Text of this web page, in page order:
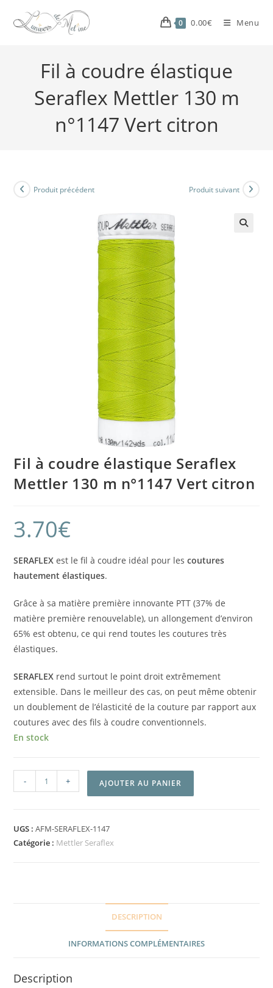
0 0.00€ Menu
Fil à coudre élastique
Seraflex Mettler 130 m
n°1147 Vert citron
Produit précédent Produit suivant
Fil à coudre élastique Seraflex
Mettler 130 m n°1147 Vert citron
3.70€
SERAFLEX est le fil à coudre idéal pour lescoutures
hautement élastiques.
Grâce à sa matière première innovante PTT (37% de
matière première renouvelable), un allongement d’environ
65% est obtenu, ce qui rend toutes les coutures très
élastiques.
SERAFLEX rend surtout le point droit extrêmement
extensible. Dans le meilleur des cas, on peut même obtenir
un doublement de l’élasticité de la couture par rapport aux
coutures avec des fils à coudre conventionnels.
En stock
- + AJOUTER AU PANIER
UGS :AFM-SERAFLEX-1147
Catégorie : Mettler Seraflex
DESCRIPTION
INFORMATIONS COMPLÉMENTAIRES
Description